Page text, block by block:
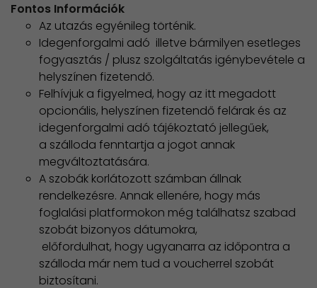
Fontos Információk
Az utazás egyénileg történik.
Idegenforgalmi adó illetve bármilyen esetleges
fogyasztás / plusz szolgáltatás igénybevétele a
helyszínen fizetendő.
Felhívjuk a figyelmed, hogy az itt megadott
opcionális, helyszínen fizetendő felárak és az
idegenforgalmi adó tájékoztató jellegűek,
a szálloda fenntartja a jogot annak
megváltoztatására.
A szobák korlátozott számban állnak
rendelkezésre. Annak ellenére, hogy más
foglalási platformokon még találhatsz szabad
szobát bizonyos dátumokra,
​ előfordulhat, hogy ugyanarra az időpontra a
szálloda már nem tud a voucherrel szobát
biztosítani.